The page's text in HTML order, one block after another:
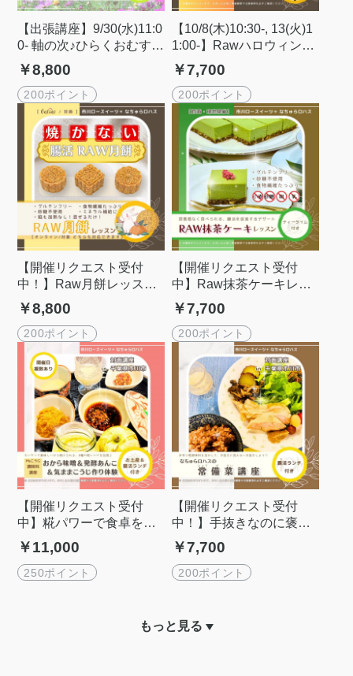
【出張講座】9/30(水)11:0
0- 軸の次♪ひらくおむすび
講座 in 千葉県佐倉市
￥8,800
200ポイント
【10/8(木)10:30-, 13(火)1
1:00-】Rawハロウィンス
ウィーツレッスン
￥7,700
200ポイント
【開催リクエスト受付
中！】Raw月餅レッスン
（専用型付き）
￥8,800
200ポイント
【開催リクエスト受付
中】Raw抹茶ケーキレッ
スン
￥7,700
200ポイント
【開催リクエスト受付
中】糀パワーで食卓を豊
かに！基本３種、おから
味噌、発酵あんこ、野菜
糀作り体験 ≪お土産＆
￥11,000
250ポイント
【開催リクエスト受付
中！】手抜きなのに褒め
られる！簡単美味しい常
備菜講座 （腸活ランチ付
き）
￥7,700
200ポイント
もっと見る